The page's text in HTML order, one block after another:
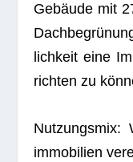
Gebäude mit
lich­keit eine
rich­ten zu
Nut­zungs­mix:
im­mo­bi­lien